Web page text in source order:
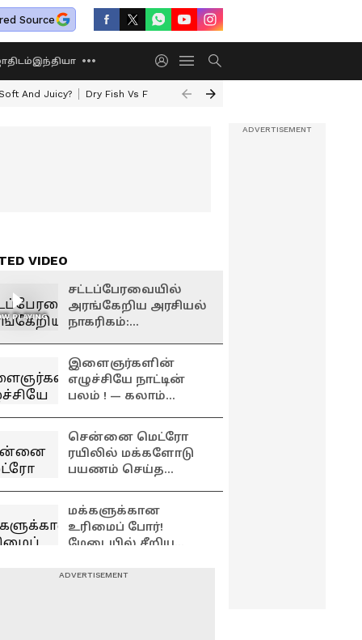
Source
இந்தியா
And Juicy? Dry Fish Vs Fresh Fish Today Rasi Palan
VIDEO
PLAYING
சட்டப்பேரவையில்
அரங்கேறிய அரசியல்
நாகரிகம்:
வாழ்த்து!
இளைஞர்களின்
எழுச்சியே நாட்டின்
பலம் ! — கலாம்
அர்ஜுனா பேட்டி
சென்னை மெட்ரோ
ரயிலில் மக்களோடு
பயணம் செய்த
மகிழ்ச்சியில் மக்கள்
மக்களுக்கான
உரிமைப் போர்!
மேடையில் சீறிய
அன்புமணி...